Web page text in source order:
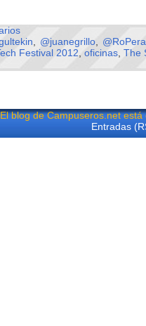
, @juanegrillo,
Festival 2012, oficinas, The
El blog de Campuseros.net
Entradas